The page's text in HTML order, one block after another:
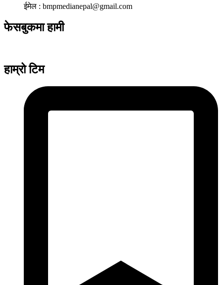
ईमेल : bmpmedianepal@gmail.com
फेसबुकमा हामी
हाम्रो टिम